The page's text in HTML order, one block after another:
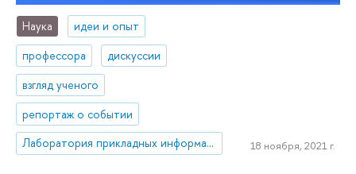
Наука
идеи и опыт
профессора
дискуссии
взгляд ученого
репортаж о событии
Лаборатория прикладных информационных систем и технологий в юриспруденции
18 ноября, 2021 г.